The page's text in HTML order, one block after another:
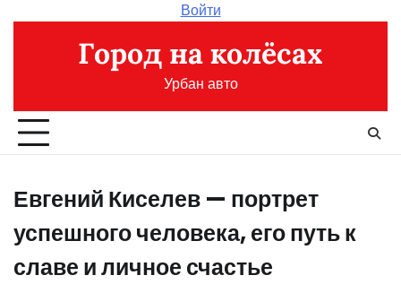
содержимому
Войти
Город на колёсах
Урбан авто
Евгений Киселев — портрет
успешного человека, его путь к
славе и личное счастье